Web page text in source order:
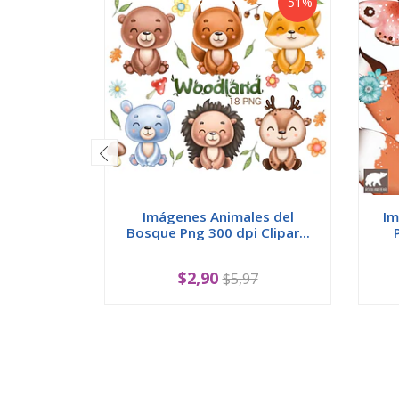
Imágenes Animales del
Bosque Png 300 dpi Clipar...
$2,90 $5,97